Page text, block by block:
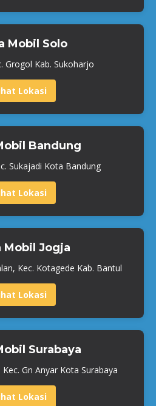
Mobil Solo
Grogol Kab. Sukoharjo
Lokasi
Bandung
Sukajadi Kota Bandung
Lokasi
Mobil Jogja
Kec. Kotagede Kab. Bantul
Lokasi
Surabaya
Gn Anyar Kota Surabaya
Lokasi